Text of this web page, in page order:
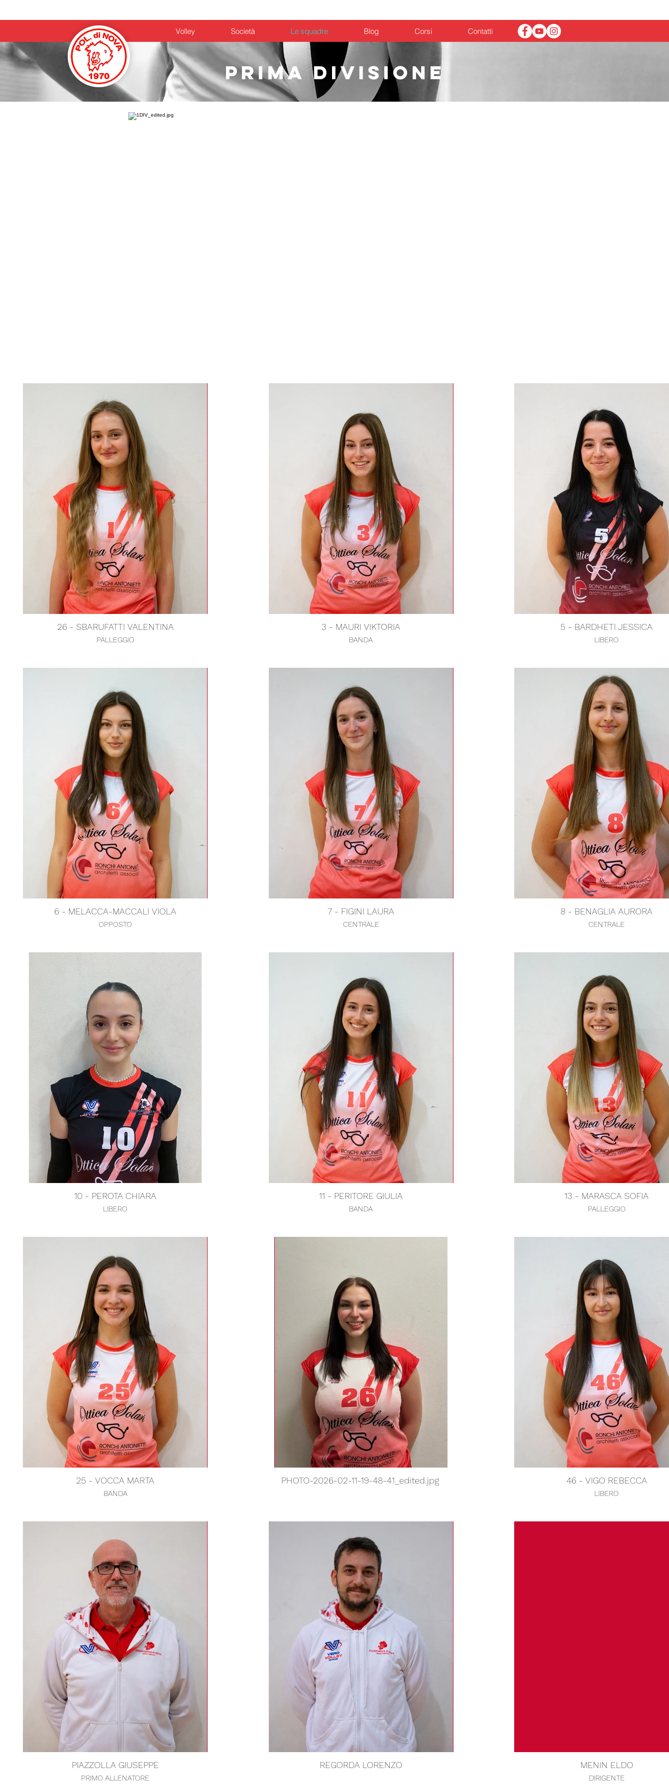
PRIMA DIVISIONE
Volley Società Le squadre Blog Corsi Contatti
26 - SBARUFATTI VALENTINA
PALLEGGIO
3 - MAURI VIKTORIA
BANDA
5 - BARDHETI JESSICA
LIBERO
6 - MELACCA-MACCALI VIOLA
OPPOSTO
7 - FIGINI LAURA
CENTRALE
8 - BENAGLIA AURORA
CENTRALE
10 - PEROTA CHIARA
LIBERO
11 - PERITORE GIULIA
BANDA
13 - MARASCA SOFIA
PALLEGGIO
25 - VOCCA MARTA
BANDA
PHOTO-2026-02-11-19-48-41_edited.jpg 46 - VIGO REBECCA
LIBERO
PIAZZOLLA GIUSEPPE
PRIMO ALLENATORE
REGORDA LORENZO MENIN ELDO
DIRIGENTE